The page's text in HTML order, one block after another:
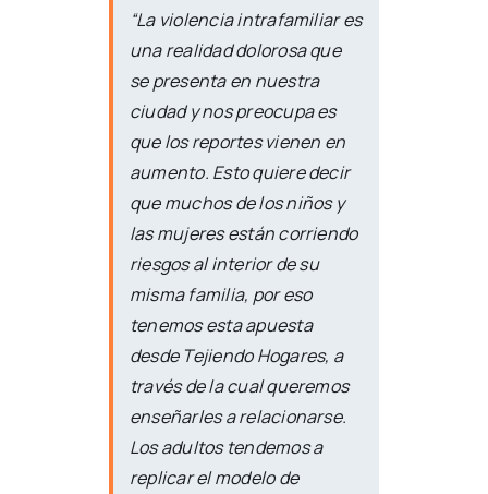
“La violencia intrafamiliar es
una realidad dolorosa que
se presenta en nuestra
ciudad y nos preocupa es
que los reportes vienen en
aumento. Esto quiere decir
que muchos de los niños y
las mujeres están corriendo
riesgos al interior de su
misma familia, por eso
tenemos esta apuesta
desde Tejiendo Hogares, a
través de la cual queremos
enseñarles a relacionarse.
Los adultos tendemos a
replicar el modelo de